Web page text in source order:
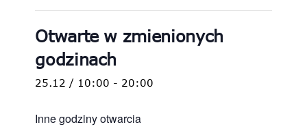
Otwarte w zmienionych
godzinach
25.12 / 10:00 - 20:00
Inne godziny otwarcia